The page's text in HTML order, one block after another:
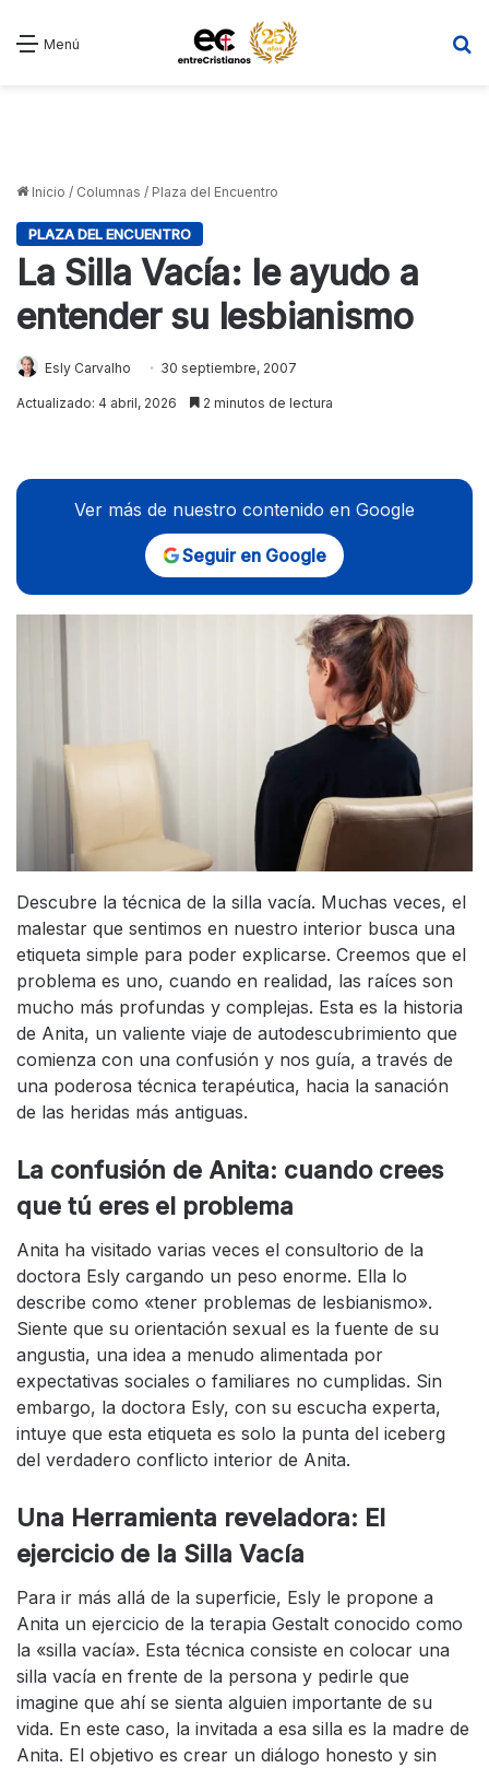
Menú
Inicio / Columnas / Plaza del Encuentro
PLAZA DEL ENCUENTRO
La Silla Vacía: le ayudo a
entender su lesbianismo
Esly Carvalho 30 septiembre, 2007
Actualizado: 4 abril, 2026 2 minutos de lectura
Ver más de nuestro contenido en Google
Seguir en Google
Descubre la técnica de la silla vacía. Muchas veces, el
malestar que sentimos en nuestro interior busca una
etiqueta simple para poder explicarse. Creemos que el
problema es uno, cuando en realidad, las raíces son
mucho más profundas y complejas. Esta es la historia
de Anita, un valiente viaje de autodescubrimiento que
comienza con una confusión y nos guía, a través de
una poderosa técnica terapéutica, hacia la sanación
de las heridas más antiguas.
La confusión de Anita: cuando crees
que tú eres el problema
Anita ha visitado varias veces el consultorio de la
doctora Esly cargando un peso enorme. Ella lo
describe como «tener problemas de lesbianismo».
Siente que su orientación sexual es la fuente de su
angustia, una idea a menudo alimentada por
expectativas sociales o familiares no cumplidas. Sin
embargo, la doctora Esly, con su escucha experta,
intuye que esta etiqueta es solo la punta del iceberg
del verdadero conflicto interior de Anita.
Una Herramienta reveladora: El
ejercicio de la Silla Vacía
Para ir más allá de la superficie, Esly le propone a
Anita un ejercicio de la terapia Gestalt conocido como
la «silla vacía». Esta técnica consiste en colocar una
silla vacía en frente de la persona y pedirle que
imagine que ahí se sienta alguien importante de su
vida. En este caso, la invitada a esa silla es la madre de
Anita. El objetivo es crear un diálogo honesto y sin